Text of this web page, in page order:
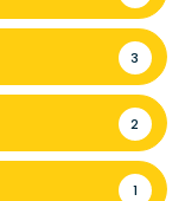
3
2
1